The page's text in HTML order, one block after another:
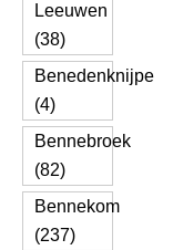
Leeuwen
(38)
Benedenknijpe
(4)
Bennebroek
(82)
Bennekom
(237)